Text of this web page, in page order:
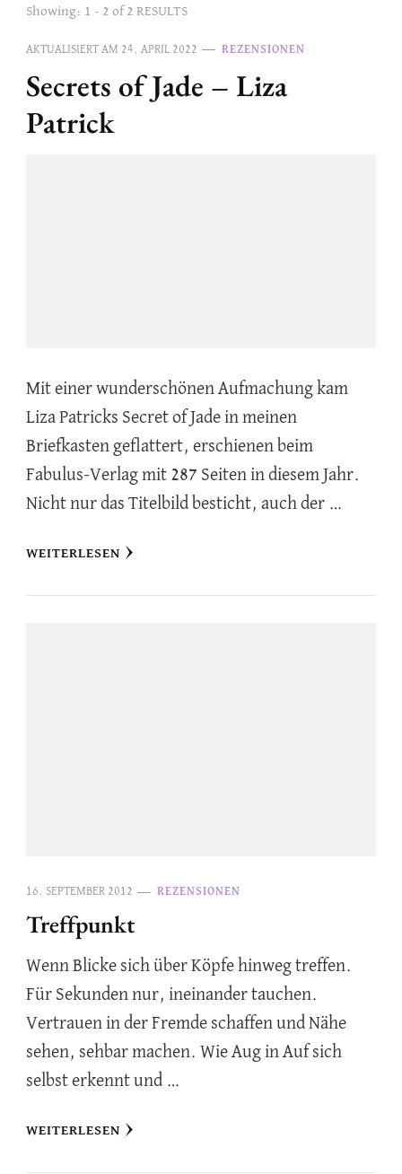
Showing: 1 - 2 of 2 RESULTS
AKTUALISIERT AM 24. APRIL 2022 REZENSIONEN
Secrets of Jade – Liza
Patrick
Mit einer wunderschönen Aufmachung kam
Liza Patricks Secret of Jade in meinen
Briefkasten geflattert, erschienen beim
Fabulus-Verlag mit 287 Seiten in diesem Jahr.
Nicht nur das Titelbild besticht, auch der …
WEITERLESEN
16. SEPTEMBER 2012 REZENSIONEN
Treffpunkt
Wenn Blicke sich über Köpfe hinweg treffen.
Für Sekunden nur, ineinander tauchen.
Vertrauen in der Fremde schaffen und Nähe
sehen, sehbar machen. Wie Aug in Auf sich
selbst erkennt und …
WEITERLESEN